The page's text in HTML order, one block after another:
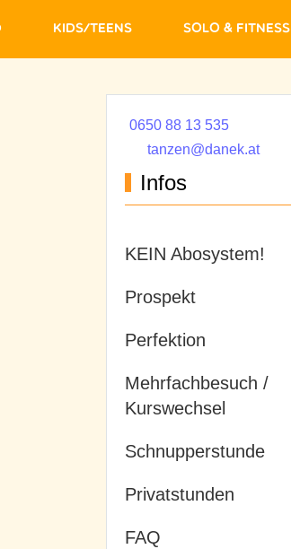
Kids/Teens Solo & Fitness
0650 88 13 535
tanzen@danek.at
Infos
KEIN Abosystem!
Prospekt
Perfektion
Mehrfachbesuch /
Kurswechsel
Schnupperstunde
Privatstunden
FAQ